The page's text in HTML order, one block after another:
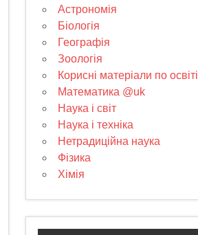
Астрономія
Біологія
Географія
Зоологія
Корисні матеріали по освіті
Математика @uk
Наука і світ
Наука і техніка
Нетрадиційна наука
Фізика
Хімія